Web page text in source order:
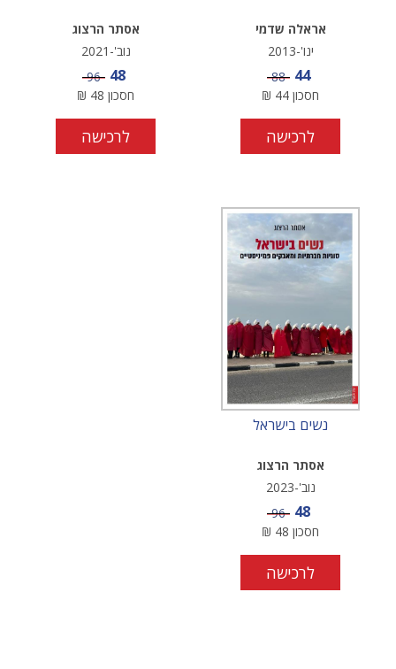
אראלה שדמי
ינו'-2013
מחיר מבצע
44 מחיר
88
חסכון 44
₪
לרכישה
אסתר הרצוג
נוב'-2021
מחיר מבצע
48 מחיר
96
חסכון 48
₪
לרכישה
נשים בישראל
אסתר הרצוג
נוב'-2023
מחיר מבצע
48 מחיר
96
חסכון 48
₪
לרכישה